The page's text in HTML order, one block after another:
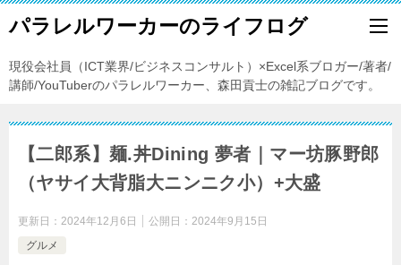
パラレルワーカーのライフログ
現役会社員（ICT業界/ビジネスコンサルト）×Excel系ブロガー/著者/
講師/YouTuberのパラレルワーカー、森田貢士の雑記ブログです。
【二郎系】麺.丼Dining 夢者｜マー坊豚野郎
（ヤサイ大背脂大ニンニク小）+大盛
更新日： 2024年12月6日 公開日： 2024年9月15日
グルメ